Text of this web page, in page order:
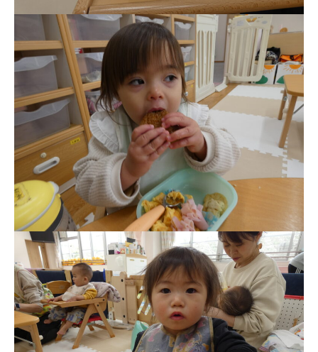
美⽊多チコスブログ
未就園児クラス
0歳親子登園［マカロンクラス ]
1歳・2歳親子登園［マリポサクラ
ス ]
2歳児ひとり登園［ゆず組 ]
グループ施設・
関係先リンク
学校法⼈鴨⾕学園 鳳幼稚園
学校法⼈諏訪森学園 諏訪森幼稚
園
⼤阪府私⽴幼稚園連盟
社会福祉法人野田福祉会